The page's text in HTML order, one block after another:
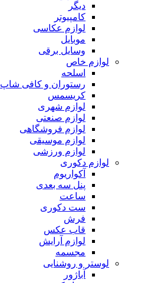
دیگر
کامپیوتر
لوازم عکاسی
موبایل
وسایل برقی
لوازم خاص
اسلحه
رستوران و کافی شاپ
کریسمس
لوازم شهری
لوازم صنعتی
لوازم فروشگاهی
لوازم موسیقی
لوازم ورزشی
لوازم دکوری
آکواریوم
پنل سه بعدی
ساعت
ست دکوری
فرش
قاب عکس
لوازم آرایش
مجسمه
لوستر و روشنایی
آباژور